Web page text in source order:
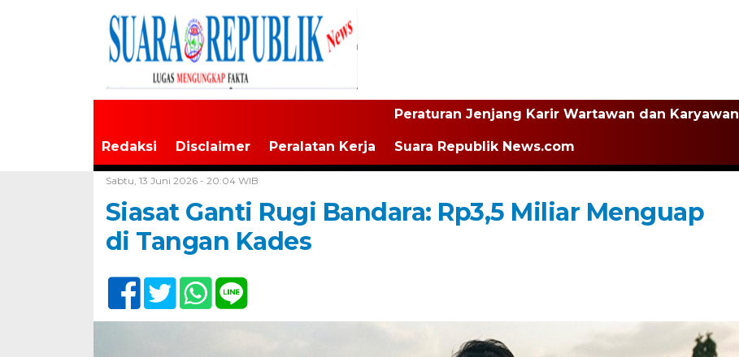
Redaksi Disclaimer Peralatan Kerja
Peraturan Jenjang Karir Wartawan dan Karyawan
Suara Republik News.com
Sabtu, 13 Juni 2026 - 20:04 WIB
Siasat Ganti Rugi Bandara: Rp3,5 Miliar Menguap
di Tangan Kades